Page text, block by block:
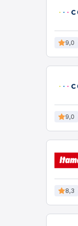
9,0
9,0
8,3